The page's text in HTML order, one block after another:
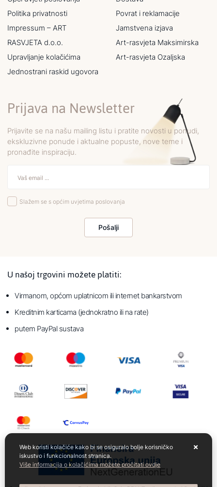
Politika privatnosti
Impressum – ART
RASVJETA d.o.o.
Upravljanje kolačićima
Jednostrani raskid ugovora
Povrat i reklamacije
Jamstvena izjava
Art-rasvjeta Maksimirska
Art-rasvjeta Ozaljska
Prijava na Newsletter
Prijavite se na našu mailing listu i pratite novosti u ponudi,
ekskluzivne ponude i aktualne popuste, nove teme i
pronađite inspiraciju.
Slažem se s općim uvjetima poslovanja
Pošalji
U našoj trgovini možete platiti:
Virmanom, općom uplatnicom ili internet bankarstvom
Kreditnim karticama (jednokratno ili na rate)
putem PayPal sustava
Web koristi kolačiće kako bi se osiguralo bolje korisničko
iskustvo i funkcionalnost stranica.
Više informacija o kolačićima možete pročitati ovdje